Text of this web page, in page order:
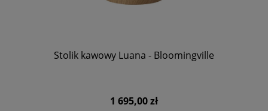
Stolik kawowy Luana - Bloomingville
1 695,00 zł